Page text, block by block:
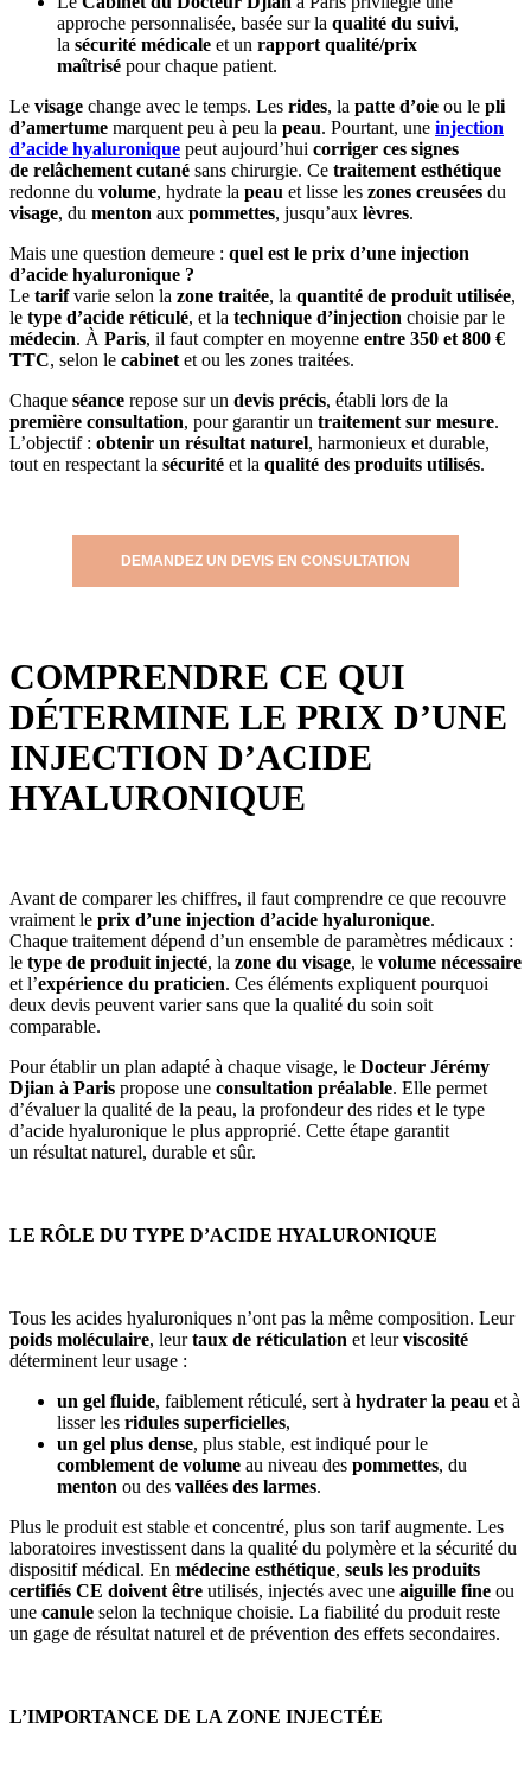
approche personnalisée, basée sur la qualité du suivi,
la sécurité médicale et un rapport qualité/prix
maîtrisé pour chaque patient.
Le visage change avec le temps. Les rides, la patte d’oie ou le pli
d’amertume marquent peu à peu la peau. Pourtant, une injection
d’acide hyaluronique peut aujourd’hui corriger ces signes
de relâchement cutané sans chirurgie. Ce traitement esthétique
redonne du volume, hydrate la peau et lisse les zones creusées du
visage, du menton aux pommettes, jusqu’aux lèvres.
Mais une question demeure : quel est le prix d’une injection
d’acide hyaluronique ?
Le tarifvarie selon la zone traitée, la quantité de produit utilisée,
le type d’acide réticulé, et la technique d’injection choisie par le
médecin. À Paris, il faut compter en moyenne entre 350 et 800 €
TTC, selon le cabinet et ou les zones traitées.
Chaque séance repose sur un devis précis, établi lors de la
première consultation, pour garantir un traitement sur mesure.
L’objectif : obtenir un résultat naturel, harmonieux et durable,
tout en respectant la sécurité et la qualité des produits utilisés.
DEMANDEZ UN DEVIS EN CONSULTATION
COMPRENDRE CE QUI
DÉTERMINE LE PRIX D’UNE
INJECTION D’ACIDE
HYALURONIQUE
Avant de comparer les chiffres, il faut comprendre ce que recouvre
vraiment le prix d’une injection d’acide hyaluronique.
Chaque traitement dépend d’un ensemble de paramètres médicaux :
le type de produit injecté, la zone du visage, le volume nécessaire
et l’expérience du praticien. Ces éléments expliquent pourquoi
deux devis peuvent varier sans que la qualité du soin soit
comparable.
Pour établir un plan adapté à chaque visage, le Docteur Jérémy
Djian à Paris propose une consultation préalable. Elle permet
d’évaluer la qualité de la peau, la profondeur des rides et le type
d’acide hyaluronique le plus approprié. Cette étape garantit
un résultat naturel, durable et sûr.
LE RÔLE DU TYPE D’ACIDE HYALURONIQUE
Tous les acides hyaluroniques n’ont pas la même composition. Leur
poids moléculaire, leurtaux de réticulation et leurviscosité
déterminent leur usage :
un gel fluide, faiblement réticulé, sert à hydrater la peau et à
lisser les ridules superficielles,
un gel plus dense, plus stable, est indiqué pour le
comblement de volume au niveau des pommettes, du
menton ou des vallées des larmes.
Plus le produit est stable et concentré, plus son tarif augmente. Les
laboratoires investissent dans la qualité du polymère et la sécurité du
dispositif médical. En médecine esthétique, seuls les produits
certifiés CE doivent être utilisés, injectés avec une aiguille fine ou
une canule selon la technique choisie. La fiabilité du produit reste
un gage de résultat naturel et de prévention des effets secondaires.
L’IMPORTANCE DE LA ZONE INJECTÉE